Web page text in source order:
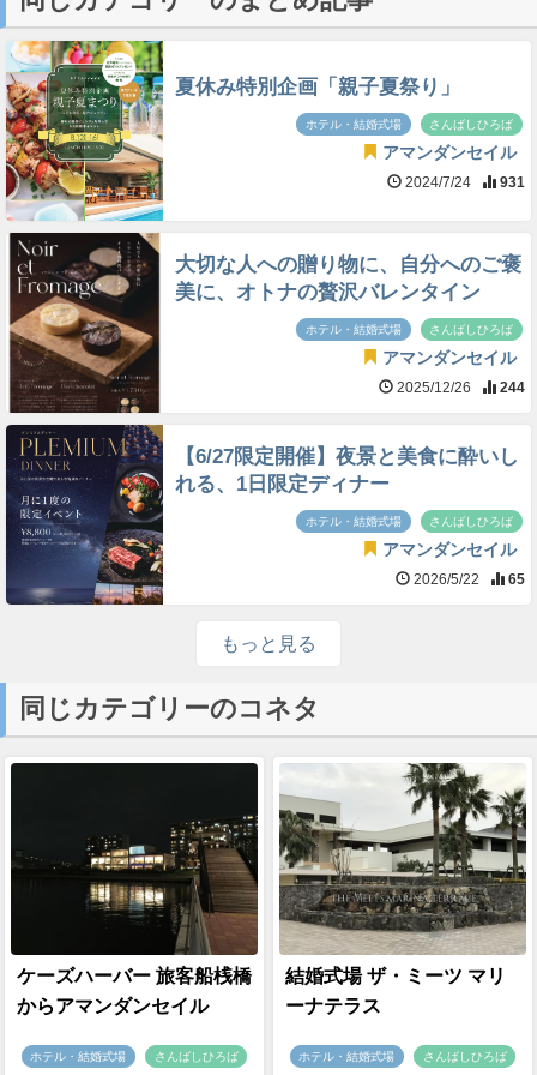
夏休み特別企画「親子夏祭り」
ホテル・結婚式場 さんばしひろば
アマンダンセイル
2024/7/24 931
大切な人への贈り物に、自分へのご褒
美に、オトナの贅沢バレンタイン
ホテル・結婚式場 さんばしひろば
アマンダンセイル
2025/12/26 244
【6/27限定開催】夜景と美食に酔いし
れる、1日限定ディナー
ホテル・結婚式場 さんばしひろば
アマンダンセイル
2026/5/22 65
もっと見る
同じカテゴリーのコネタ
ケーズハーバー 旅客船桟橋
からアマンダンセイル
ホテル・結婚式場 さんばしひろば
結婚式場 ザ・ミーツ マリ
ーナテラス
ホテル・結婚式場 さんばしひろば